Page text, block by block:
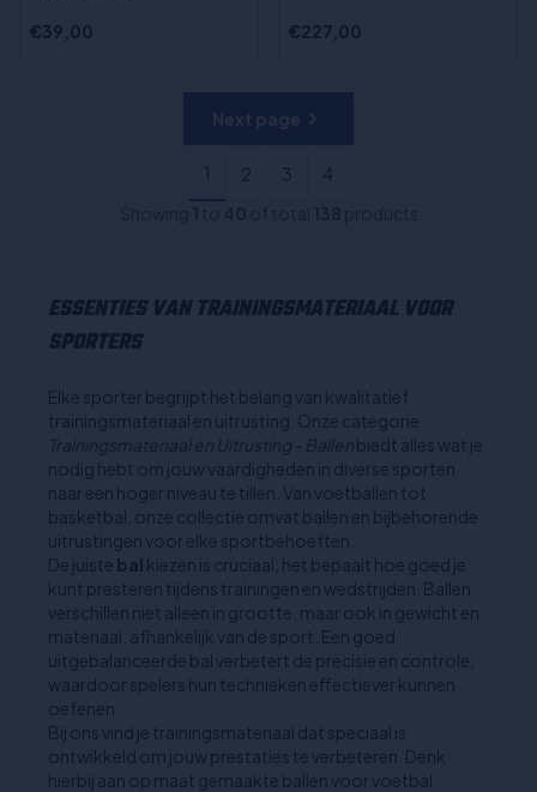
€39,00
€227,00
1 2 3
4
ESSENTIES VAN TRAININGSMATERIAAL VOOR
SPORTERS
Elke sporter begrijpt het belang van kwalitatief
trainingsmateriaal en uitrusting. Onze categorie
Trainingsmateriaal en Uitrusting - Ballenbiedt alles wat je
nodig hebt om jouw vaardigheden in diverse sporten
naar een hoger niveau te tillen. Van voetballen tot
basketbal, onze collectie omvat ballen en bijbehorende
uitrustingen voor elke sportbehoeften.
De juiste bal kiezen is cruciaal; het bepaalt hoe goed je
kunt presteren tijdens trainingen en wedstrijden. Ballen
verschillen niet alleen in grootte, maar ook in gewicht en
materiaal, afhankelijk van de sport. Een goed
uitgebalanceerde bal verbetert de precisie en controle,
waardoor spelers hun technieken effectiever kunnen
oefenen.
Bij ons vind je trainingsmateriaal dat speciaal is
ontwikkeld om jouw prestaties te verbeteren. Denk
hierbij aan op maat gemaakte ballen voor voetbal,